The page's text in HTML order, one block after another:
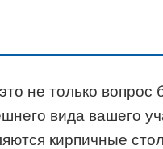
не только вопрос
вида вашего
кирпичные